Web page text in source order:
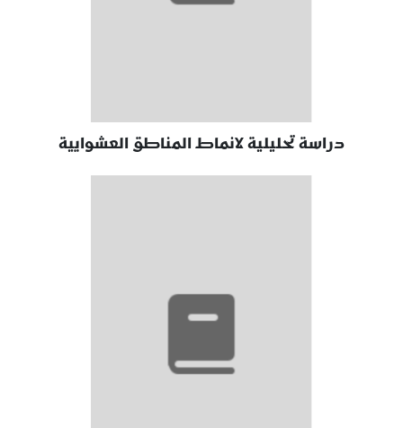
دراسة تحليلية لانماط المناطق العشوايية